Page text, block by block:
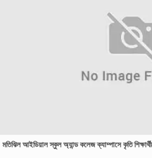
মতিঝিল আইডিয়াল স্কুল অ্যান্ড কলেজ ক্যাম্পাসে কৃতি